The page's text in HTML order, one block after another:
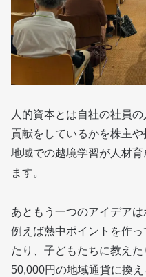
人的資本とは自社の社員
貢献をしているかを株主や
地域での越境学習が人材
ます。
あともう一つのアイデアは
例えば熱中ポイントを作
たり、子どもたちに教え
50,000円の地域通貨に換